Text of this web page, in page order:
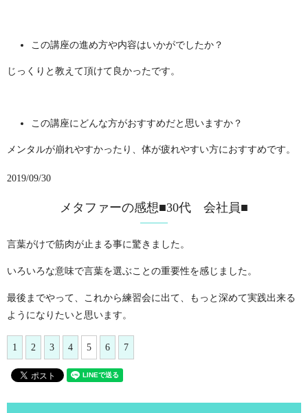
この講座の進め方や内容はいかがでしたか？
じっくりと教えて頂けて良かったです。
この講座にどんな方がおすすめだと思いますか？
メンタルが崩れやすかったり、体が疲れやすい方におすすめです。
2019/09/30
メタファーの感想■30代 会社員■
言葉がけで筋肉が止まる事に驚きました。
いろいろな意味で言葉を選ぶことの重要性を感じました。
最後までやって、これから練習会に出て、もっと深めて実践出来る
ようになりたいと思います。
1 2 3 4 5 6 7